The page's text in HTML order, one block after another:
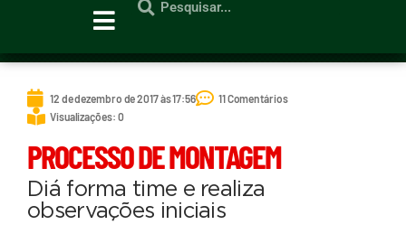
12 de dezembro de 2017 às 17:56
11 Comentários
Visualizações: 0
PROCESSO DE MONTAGEM
Diá forma time e realiza
observações iniciais